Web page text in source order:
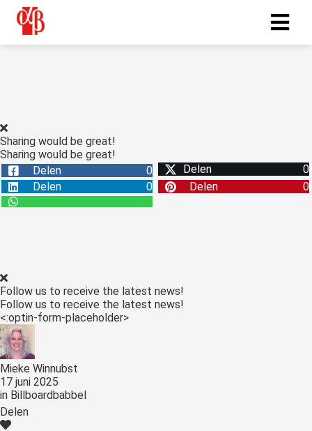
Sharing would be great!
Sharing would be great!
Delen
0 Delen
0
Delen
0 Delen 0
Follow us to receive the latest news!
Follow us to receive the latest news!
<:optin-form-placeholder>
Mieke Winnubst
17 juni 2025
in Billboardbabbel
Delen